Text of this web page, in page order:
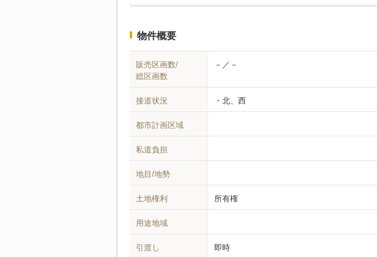
物件概要
販売区画数/
総区画数
－／－
接道状況 北、西
都市計画区域
私道負担
地目/地勢
土地権利 所有権
用途地域
引渡し 即時